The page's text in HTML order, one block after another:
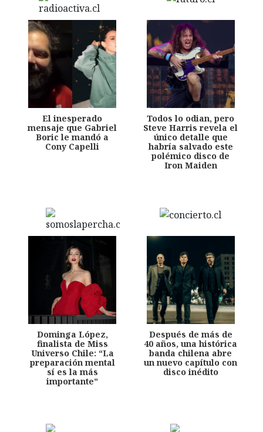
El inesperado
mensaje que Gabriel
Boric le mandó a
Cony Capelli
Todos lo odian, pero
Steve Harris revela el
único detalle que
habría salvado este
polémico disco de
Iron Maiden
Dominga López,
finalista de Miss
Universo Chile: “La
preparación mental
sí es la más
importante”
Después de más de
40 años, una histórica
banda chilena abre
un nuevo capítulo con
disco inédito